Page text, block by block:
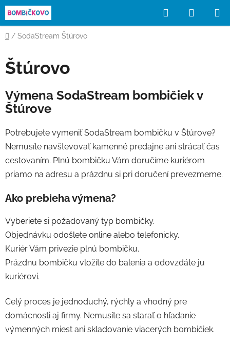
Prejsť
na
obsah
Hľadať
KOŠÍK
Domov
/ SodaStream Štúrovo
Štúrovo
Výmena SodaStream bombičiek v
Štúrove
Potrebujete vymeniť SodaStream bombičku v Štúrove?
Nemusíte navštevovať kamenné predajne ani strácať čas
cestovaním. Plnú bombičku Vám doručíme kuriérom
priamo na adresu a prázdnu si pri doručení prevezmeme.
Ako prebieha výmena?
Vyberiete si požadovaný typ bombičky.
Objednávku odošlete online alebo telefonicky.
Kuriér Vám privezie plnú bombičku.
Prázdnu bombičku vložíte do balenia a odovzdáte ju
kuriérovi.
Celý proces je jednoduchý, rýchly a vhodný pre
domácnosti aj firmy. Nemusíte sa starať o hľadanie
výmenných miest ani skladovanie viacerých bombičiek.